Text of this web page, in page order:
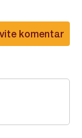
komentar